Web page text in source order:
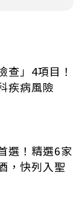
查」4項目！
疾病風險
選！精選6家
，快列入聖